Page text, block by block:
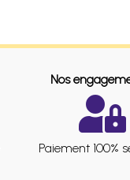
Nos
Paiement 100%